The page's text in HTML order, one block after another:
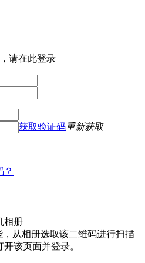
请在此登录
获取验证码重新获取
？
相册
，从相册选取该二维码进行扫描
该页面并登录。